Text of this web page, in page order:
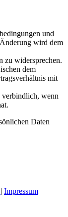
und
wird dem
zu widersprechen.
dem
mit
verbindlich, wenn
Daten
| Impressum